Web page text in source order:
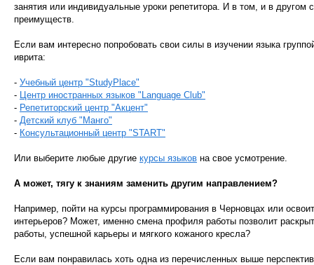
занятия или индивидуальные уроки репетитора. И в том, и в другом
преимуществ.
Если вам интересно попробовать свои силы в изучении языка
иврита:
- Учебный центр "StudyPlace"
-
Центр иностранных языков "Language Club"
- Репетиторский центр "Акцент"
- Детский клуб "Манго"
- Консультационный центр "START"
Или выберите любые другие курсы языков на свое усмотрение.
А может, тягу к знаниям заменить другим направлением?
Например, пойти на курсы программирования в Черновцах или
интерьеров? Может, именно смена профиля работы позволит
работы, успешной карьеры и мягкого кожаного кресла?
Если вам понравилась хоть одна из перечисленных выше